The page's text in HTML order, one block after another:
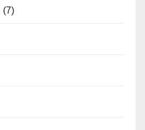
(7)